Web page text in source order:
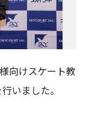
向けスケート教
いました。